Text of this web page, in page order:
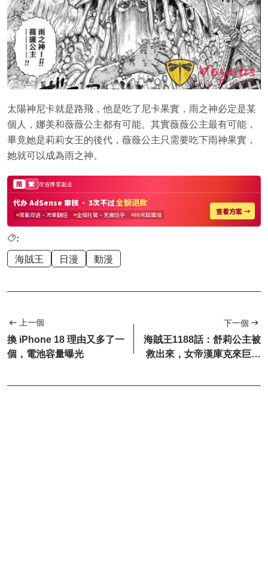
太陽神尼卡就是路飛，他是吃了尼卡果實，雨之神必定是某
個人，娜美和薇薇公主都有可能。其實薇薇公主最有可能，
畢竟她是莉莉女王的後代，薇薇公主只需要吃下雨神果實，
她就可以成為雨之神。
:
海賊王 日漫 動漫
上一個
換 iPhone 18 理由又多了一
個，電池容量曝光
下一個
海賊王1188話：舒莉公主被
救出來，女帝漢庫克來巨人